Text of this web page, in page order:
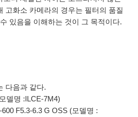
고화소 카메라의 경우는 필터의 품질
있음을 이해하는 것이 그 목적이다.
다음과 같다.
델명 :ILCE-7M4)
F5.3-6.3 G OSS (모델명 :